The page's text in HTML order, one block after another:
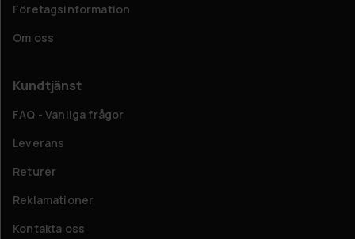
Företagsinformation
Om oss
Kundtjänst
FAQ - Vanliga frågor
Leverans
Returer
Reklamationer
Kontakta oss